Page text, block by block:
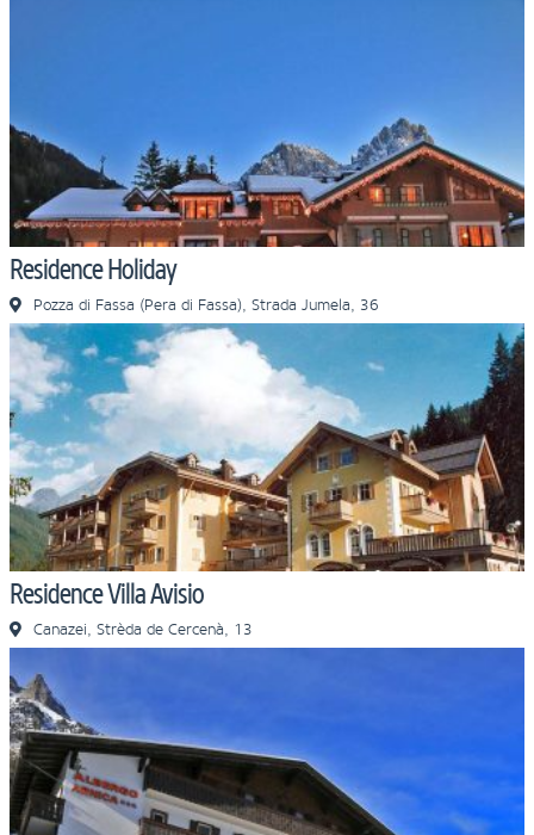
Residence Holiday
Pozza di Fassa (Pera di Fassa), Strada Jumela, 36
Residence Villa Avisio
Canazei, Strèda de Cercenà, 13